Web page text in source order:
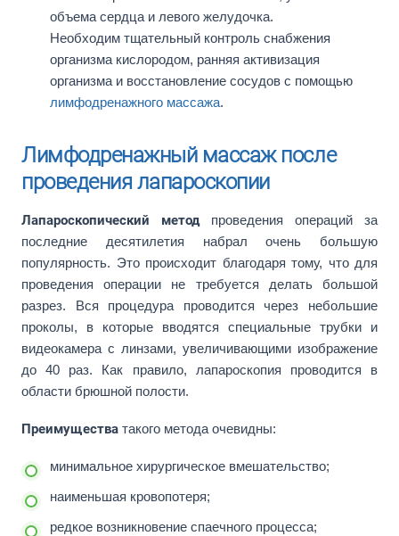
объема сердца и левого желудочка.
Необходим тщательный контроль снабжения
организма кислородом, ранняя активизация
организма и восстановление сосудов с помощью
лимфодренажного массажа.
Лимфодренажный массаж после
проведения лапароскопии
Лапароскопический методпроведения операций за
последние десятилетия набрал очень большую
популярность. Это происходит благодаря тому, что для
проведения операции не требуется делать большой
разрез. Вся процедура проводится через небольшие
проколы, в которые вводятся специальные трубки и
видеокамера с линзами, увеличивающими изображение
до 40 раз. Как правило, лапароскопия проводится в
области брюшной полости.
Преимущества такого метода очевидны:
минимальное хирургическое вмешательство;
наименьшая кровопотеря;
редкое возникновение спаечного процесса;